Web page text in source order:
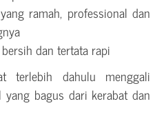
ramah, professional dan
dan tertata rapi
terlebih dahulu menggali
bagus dari kerabat dan